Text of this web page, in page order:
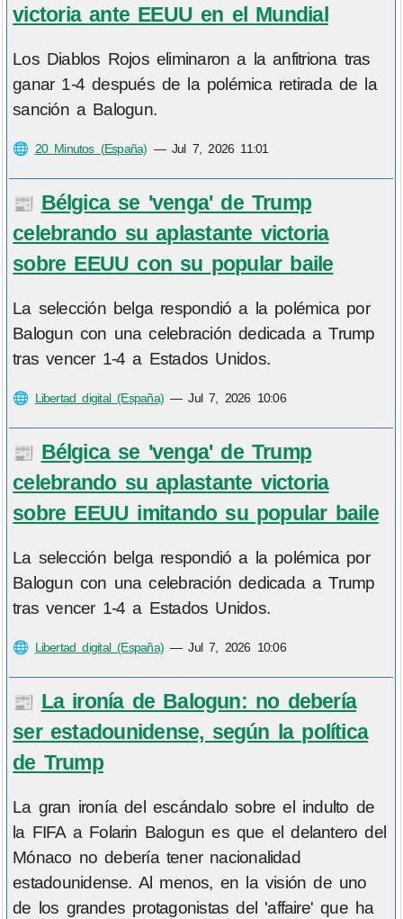
victoria ante EEUU en el Mundial
Los Diablos Rojos eliminaron a la anfitriona tras
ganar 1-4 después de la polémica retirada de la
sanción a Balogun.
🌐 20 Minutos (España) —Jul 7, 2026 11:01
📰 Bélgica se 'venga' de Trump
celebrando su aplastante victoria
sobre EEUU con su popular baile
La selección belga respondió a la polémica por
Balogun con una celebración dedicada a Trump
tras vencer 1-4 a Estados Unidos.
🌐 Libertad digital (España) —Jul 7, 2026 10:06
📰 Bélgica se 'venga' de Trump
celebrando su aplastante victoria
sobre EEUU imitando su popular baile
La selección belga respondió a la polémica por
Balogun con una celebración dedicada a Trump
tras vencer 1-4 a Estados Unidos.
🌐 Libertad digital (España) —Jul 7, 2026 10:06
📰 La ironía de Balogun: no debería
ser estadounidense, según la política
de Trump
La gran ironía del escándalo sobre el indulto de
la FIFA a Folarin Balogun es que el delantero del
Mónaco no debería tener nacionalidad
estadounidense. Al menos, en la visión de uno
de los grandes protagonistas del 'affaire' que ha